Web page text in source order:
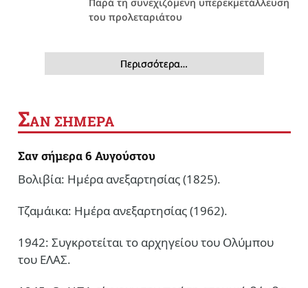
Παρά τη συνεχιζόμενη υπερεκμετάλλευση
του προλεταριάτου
Περισσότερα…
ΣΑΝ ΣΗΜΕΡΑ
Σαν σήμερα 6 Αυγούστου
Βολιβία: Ημέρα ανεξαρτησίας (1825).
Τζαμάικα: Ημέρα ανεξαρτησίας (1962).
1942: Συγκροτείται το αρχηγείου του Ολύμπου
του ΕΛΑΣ.